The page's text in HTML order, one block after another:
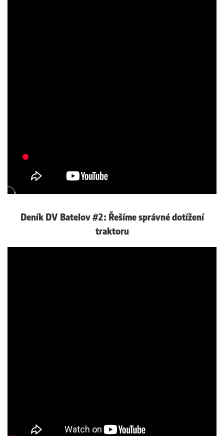
Deník DV Batelov #2: Řešíme správné dotížení
traktoru